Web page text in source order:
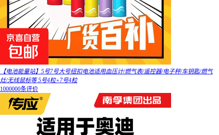
【电池能量站】5号7号大号纽扣电池适用血压计/燃气表/遥控器/电子秤/车钥匙/燃气
灶/无线鼠标等 5号4粒+7号4粒
1000000条评价